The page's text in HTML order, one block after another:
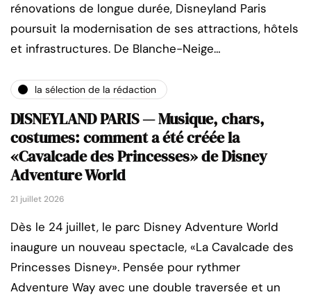
rénovations de longue durée, Disneyland Paris
poursuit la modernisation de ses attractions, hôtels
et infrastructures. De Blanche-Neige…
la sélection de la rédaction
DISNEYLAND PARIS — Musique, chars,
costumes: comment a été créée la
«Cavalcade des Princesses» de Disney
Adventure World
21 juillet 2026
Dès le 24 juillet, le parc Disney Adventure World
inaugure un nouveau spectacle, «La Cavalcade des
Princesses Disney». Pensée pour rythmer
Adventure Way avec une double traversée et un